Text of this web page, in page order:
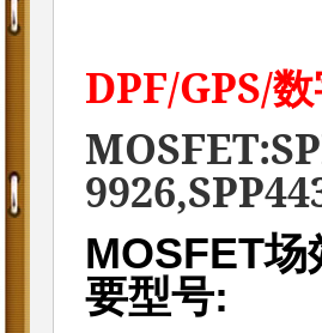
DPF/GPS/数
MOSFET场
要型号: